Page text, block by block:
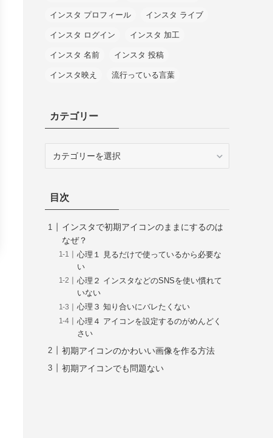
インスタ プロフィール インスタ ライブ
インスタ ログイン インスタ 加工
インスタ 名前 インスタ 投稿
インスタ映え 流行っている言葉
カテゴリー
ー目次
インスタで初期アイコンのままにするのは
なぜ？
心理１ 見るだけで使っているから必要な
い
心理２ インスタなどのSNSを使い慣れて
いない
心理３ 知り合いにバレたくない
心理４ アイコンを設定するのがめんどく
さい
初期アイコンのかわいい画像を作る方法
初期アイコンでも問題ない